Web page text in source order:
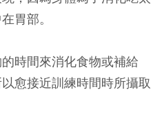
胃部。
時間來消化食物或補給
愈接近訓練時間時所攝取